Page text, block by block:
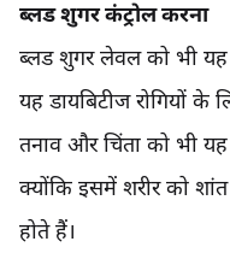
ब्लड शुगर कंट्रोल करना
ब्लड शुगर लेवल को भी यह
यह डायबिटीज रोगियों के
तनाव और चिंता को भी यह
क्योंकि इसमें शरीर को
होते हैं।